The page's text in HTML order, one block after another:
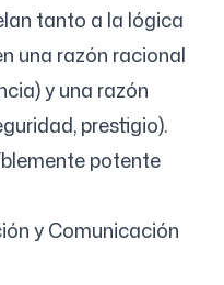
tanto a la lógica
una razón racional
y una razón
prestigio).
potente
y Comunicación